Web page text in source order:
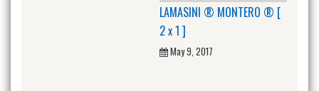
LAMASINI ® MONTERO ® [
2 x 1 ]
May 9, 2017